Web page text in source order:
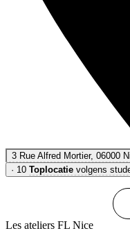
3 Rue Alfred Mortier, 06000
· 10 Toplocatie volgens
Les ateliers FL Nice